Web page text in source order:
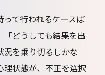
て行われるケースば
どうしても結果を出
況を乗り切るしかな
理状態が、不正を選択